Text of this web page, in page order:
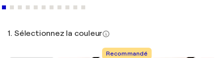
1. Sélectionnez la couleur
Recommandé